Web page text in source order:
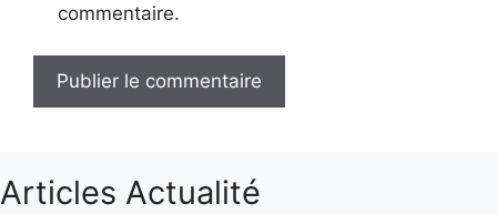
commentaire.
Articles Actualité